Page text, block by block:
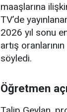
maaşlarına
TV’de
2026 yıl sonu
artış
söyledi.
Öğretmen